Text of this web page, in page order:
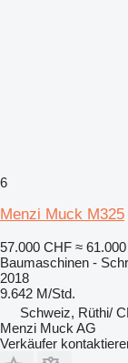
6
Menzi Muck M325
57.000 CHF ≈
Baumaschinen -
2018
9.642 M/Std.
Schweiz, Rüthi/
Menzi Muck AG
Verkäufer